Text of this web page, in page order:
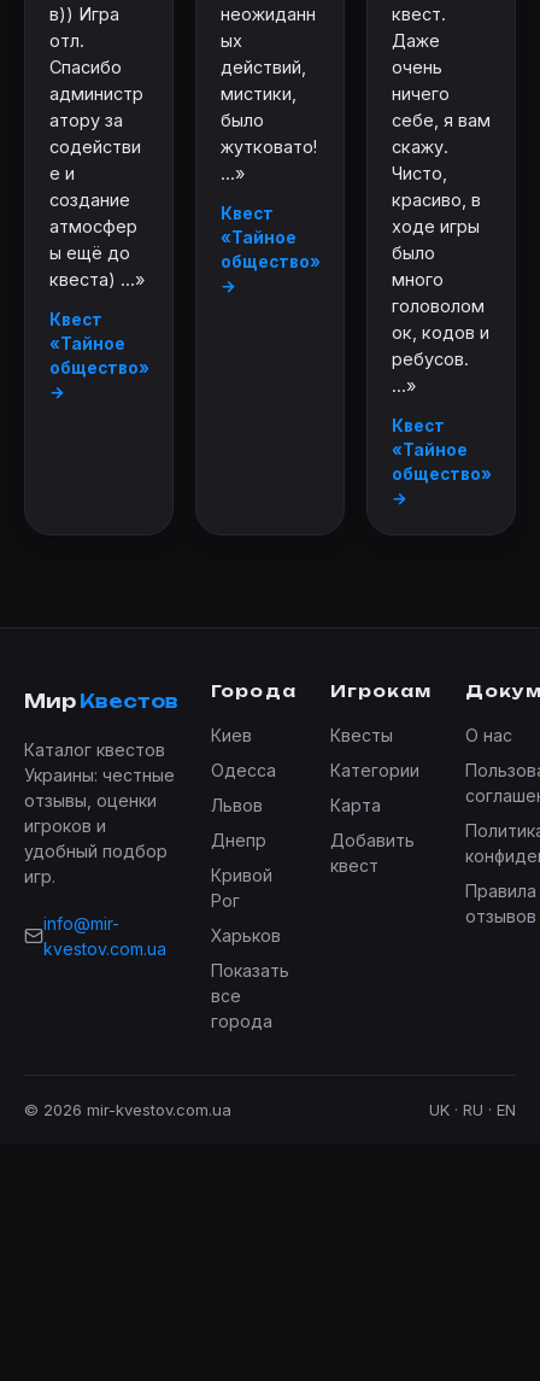
в)) Игра
отл.
Спасибо
администр
атору за
содействи
е и
создание
атмосфер
ы ещё до
квеста) ...»
Квест
«Тайное
общество»
→
неожиданн
ых
действий,
мистики,
было
жутковато!
...»
Квест
«Тайное
общество»
→
квест.
Даже
очень
ничего
себе, я вам
скажу.
Чисто,
красиво, в
ходе игры
было
много
головолом
ок, кодов и
ребусов.
...»
Квест
«Тайное
общество»
→
Мир Квестов
Каталог квестов
Украины: честные
отзывы, оценки
игроков и
удобный подбор
игр.
info@mir-
kvestov.com.ua
Города
Киев
Одесса
Львов
Днепр
Кривой
Рог
Харьков
Показать
все
города
Игрокам
Квесты
Категории
Карта
Добавить
квест
О нас
отзывов
© 2026 mir-kvestov.com.ua UK · RU · EN